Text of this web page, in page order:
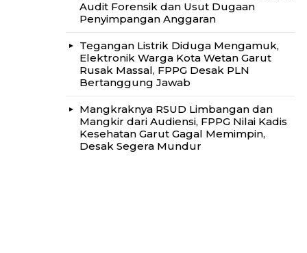
Audit Forensik dan Usut Dugaan
Penyimpangan Anggaran
Tegangan Listrik Diduga Mengamuk,
Elektronik Warga Kota Wetan Garut
Rusak Massal, FPPG Desak PLN
Bertanggung Jawab
Mangkraknya RSUD Limbangan dan
Mangkir dari Audiensi, FPPG Nilai Kadis
Kesehatan Garut Gagal Memimpin,
Desak Segera Mundur